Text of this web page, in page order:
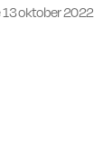
13 oktober 2022